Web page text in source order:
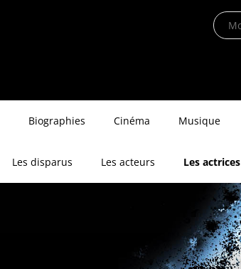
Biographies Cinéma Musique
Les disparus Les acteurs Les actrices